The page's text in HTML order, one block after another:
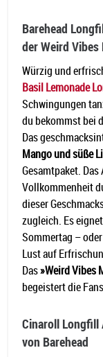
Barehead
der Weird Vibes
Würzig und
Basil Lemonade
Schwingungen
du bekommst bei
Das
Mango und süße
Gesamtpaket.
Vollkommenheit
dieser
zugleich. Es
Sommertag –
Lust auf
Das»Weird Vibes
begeistert die
Cinaroll Longfill
von Barehead